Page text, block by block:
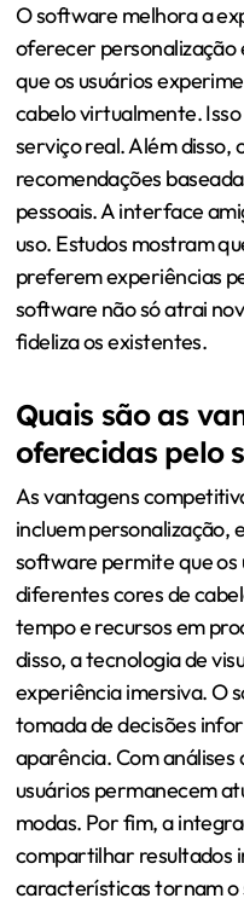
O software melhora a
oferecer
que os usuários
cabelo virtualmente.
serviço real. Além
recomendações
pessoais. A interface
uso. Estudos mostram
preferem experiências
software não só atrai
fideliza os existentes.
Quais são as
oferecidas pelo
As vantagens
incluem personalização,
software permite que
diferentes cores de
tempo e recursos em
disso, a tecnologia de
experiência imersiva. O
tomada de decisões
aparência. Com análises
usuários permanecem
modas. Por fim, a
compartilhar resultados
características tornam